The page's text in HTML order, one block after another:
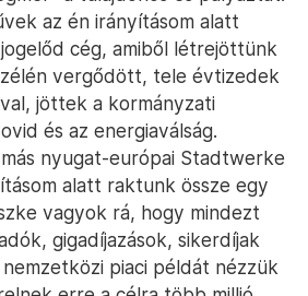
az én irányításom alatt
cég, amiből létrejöttünk
vergődött, tele évtizedek
jöttek a kormányzati
és az energiaválság.
nyugat-európai Stadtwerke
alatt raktunk össze egy
vagyok rá, hogy mindezt
gigadíjazások, sikerdíjak
piaci példát nézzük